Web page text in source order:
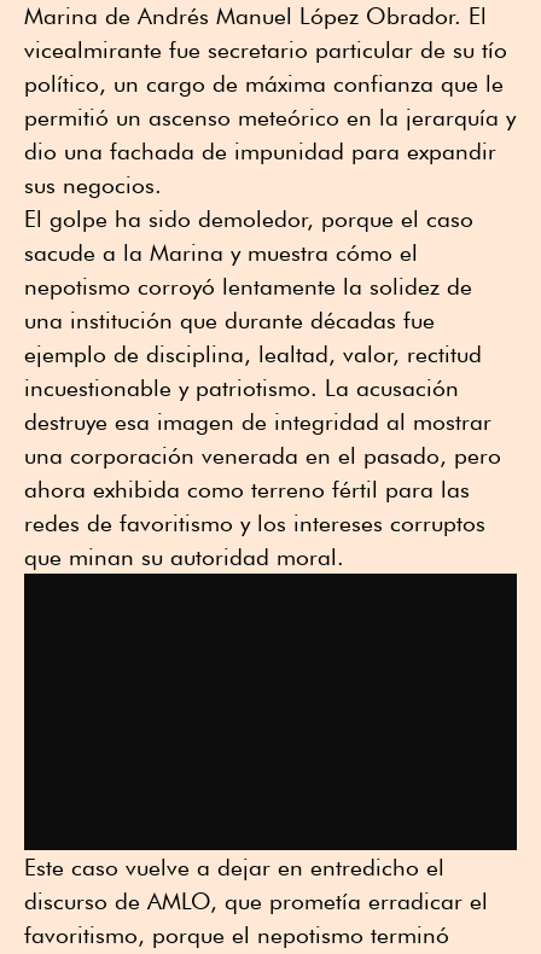
Marina de Andrés Manuel López Obrador. El
vicealmirante fue secretario particular de su tío
político, un cargo de máxima confianza que le
permitió un ascenso meteórico en la jerarquía y
dio una fachada de impunidad para expandir
sus negocios.
El golpe ha sido demoledor, porque el caso
sacude a la Marina y muestra cómo el
nepotismo corroyó lentamente la solidez de
una institución que durante décadas fue
ejemplo de disciplina, lealtad, valor, rectitud
incuestionable y patriotismo. La acusación
destruye esa imagen de integridad al mostrar
una corporación venerada en el pasado, pero
ahora exhibida como terreno fértil para las
redes de favoritismo y los intereses corruptos
que minan su autoridad moral.
Este caso vuelve a dejar en entredicho el
discurso de AMLO, que prometía erradicar el
favoritismo, porque el nepotismo terminó